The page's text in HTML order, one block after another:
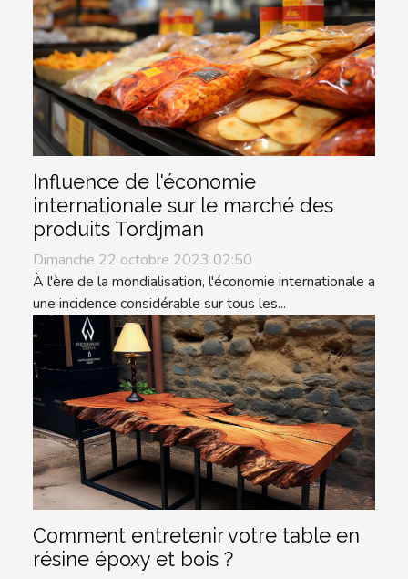
Influence de l'économie
internationale sur le marché des
produits Tordjman
Dimanche 22 octobre 2023 02:50
À l'ère de la mondialisation, l'économie internationale a
une incidence considérable sur tous les...
Comment entretenir votre table en
résine époxy et bois ?